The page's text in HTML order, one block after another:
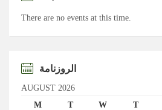
There are no events at this time.
الروزنامة
AUGUST 2026
M
T W T